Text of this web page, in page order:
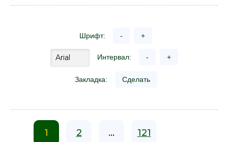
Шрифт: - +
Интервал: - +
Закладка: Сделать
1 2 ... 121